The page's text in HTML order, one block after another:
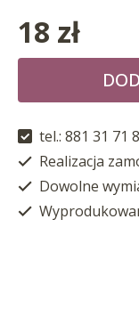
18 zł
tel.: 881 31 71
Realizacja
Dowolne